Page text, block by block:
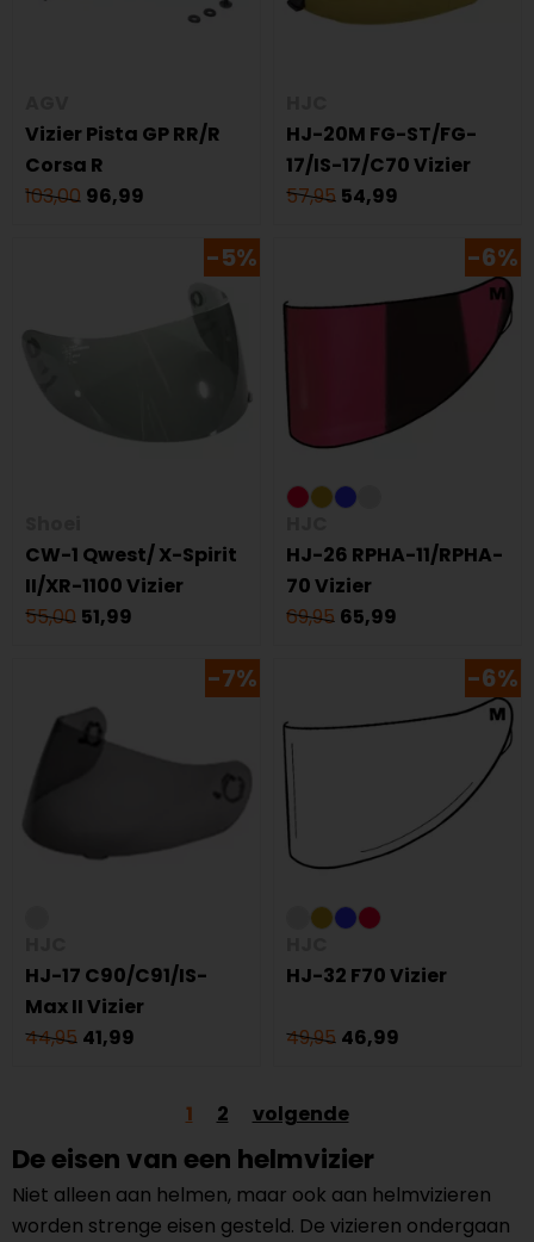
Vizier Pista GP RR/R
Corsa R
103,00 96,99
HJ-20M FG-ST/FG-
17/IS-17/C70 Vizier
57,95 54,99
-5%
CW-1 Qwest/ X-Spirit
II/XR-1100 Vizier
55,00 51,99
-6%
HJ-26 RPHA-11/RPHA-
70 Vizier
69,95 65,99
-7%
HJ-17 C90/C91/IS-
Max II Vizier
44,95 41,99
-6%
HJ-32 F70 Vizier
49,95 46,99
1 2 volgende
De eisen van een helmvizier
Niet alleen aan helmen, maar ook aan helmvizieren
worden strenge eisen gesteld. De vizieren ondergaan